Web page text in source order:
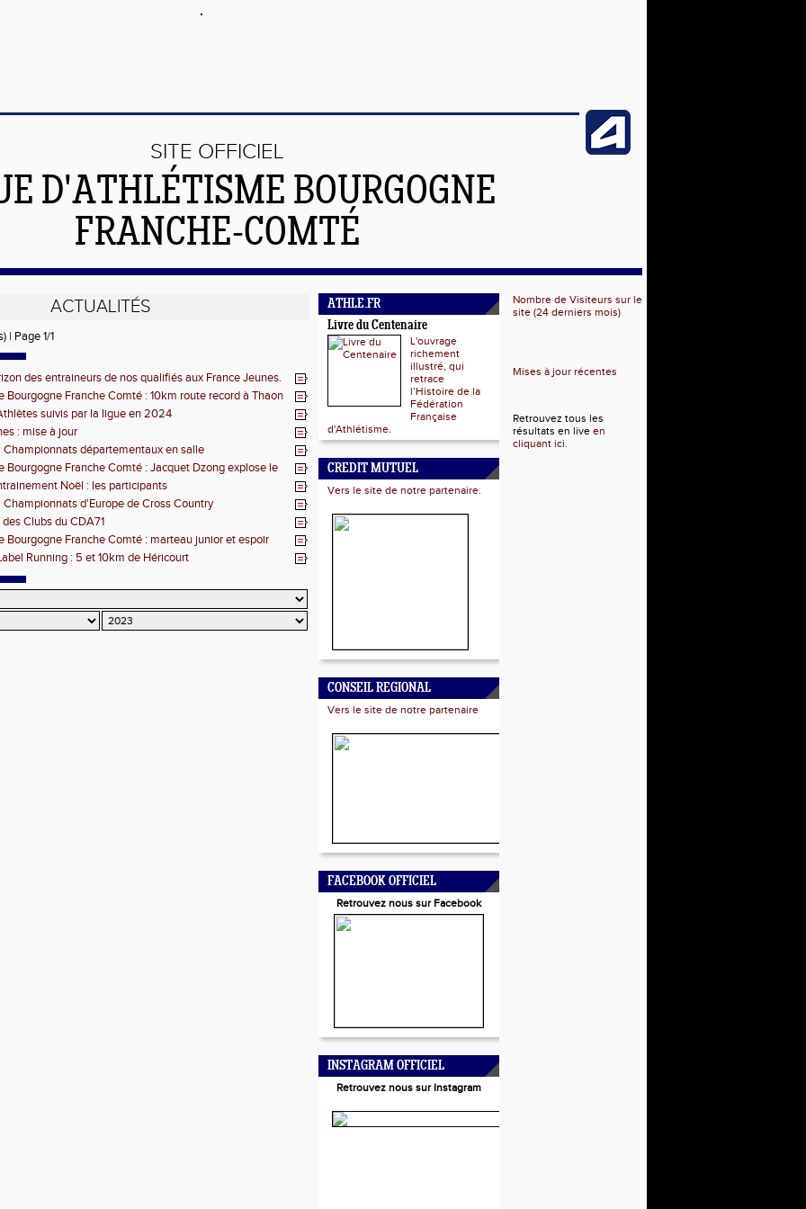
SITE OFFICIEL
D'ATHLÉTISME BOURGOGNE
FRANCHE-COMTÉ
ACTUALITÉS
| Page 1/1
des entraineurs de nos qualifiés aux France Jeunes.
Bourgogne Franche Comté : 10km route record à Thaon
suivis par la ligue en 2024
: mise à jour
Championnats départementaux en salle
Bourgogne Franche Comté : Jacquet Dzong explose le
Noël : les participants
Championnats d'Europe de Cross Country
Clubs du CDA71
Bourgogne Franche Comté : marteau junior et espoir
Running : 5 et 10km de Héricourt
ATHLE.FR
Livre du Centenaire
L'ouvrage
richement
illustré, qui
retrace
l’Histoire de la
Fédération
Française
d'Athlétisme.
CREDIT MUTUEL
Vers le site de notre partenaire.
CONSEIL REGIONAL
Vers le site de notre partenaire
FACEBOOK OFFICIEL
Retrouvez nous sur Facebook
INSTAGRAM OFFICIEL
Retrouvez nous sur Instagram
Nombre de Visiteurs sur le
site (24 derniers mois)
Mises à jour récentes
Retrouvez tous les
résultats en live en
cliquant ici.